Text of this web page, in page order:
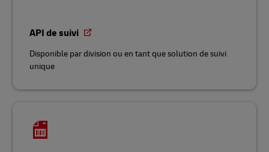
API de suivi
Disponible par division ou en tant que solution de suivi
unique